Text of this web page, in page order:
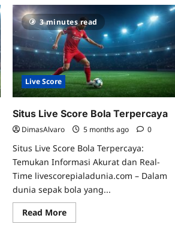
Live
Score
World
Cup
dan
Update
Hasil
Pertandingan
Sepak
Bola
3 minutes read
Live Score
Situs Live Score Bola Terpercaya
DimasAlvaro 5 months ago 0
Situs Live Score Bola Terpercaya:
Temukan Informasi Akurat dan Real-
Time livescorepialadunia.com – Dalam
dunia sepak bola yang...
Read MoreRead
more